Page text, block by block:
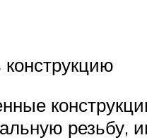
резьбу,